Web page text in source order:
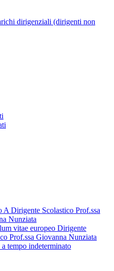
dirigenziali (dirigenti non
A Dirigente Scolastico Prof.ssa
Nunziata
vitae europeo Dirigente
Prof.ssa Giovanna Nunziata
a tempo indeterminato